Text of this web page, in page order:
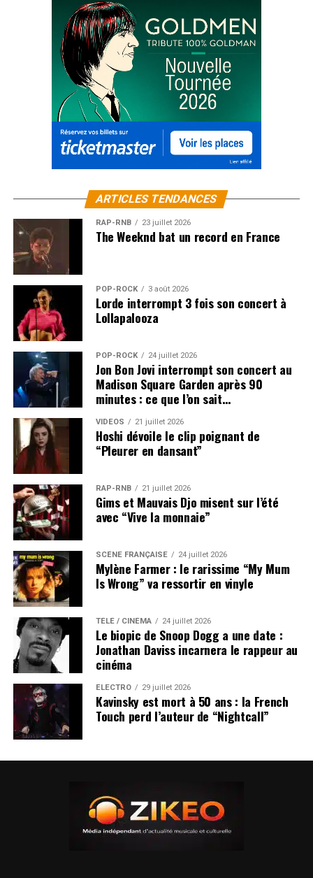
ARTICLES TENDANCES
RAP-RNB 23 juillet 2026
The Weeknd bat un record en France
POP-ROCK 3 août 2026
Lorde interrompt 3 fois son concert à
Lollapalooza
POP-ROCK 24 juillet 2026
Jon Bon Jovi interrompt son concert au
Madison Square Garden après 90
minutes : ce que l’on sait…
VIDEOS 21 juillet 2026
Hoshi dévoile le clip poignant de
“Pleurer en dansant”
RAP-RNB 21 juillet 2026
Gims et Mauvais Djo misent sur l’été
avec “Vive la monnaie”
SCÈNE FRANÇAISE 24 juillet 2026
Mylène Farmer : le rarissime “My Mum
Is Wrong” va ressortir en vinyle
TÉLÉ / CINÉMA 24 juillet 2026
Le biopic de Snoop Dogg a une date :
Jonathan Daviss incarnera le rappeur au
cinéma
ÉLECTRO 29 juillet 2026
Kavinsky est mort à 50 ans : la French
Touch perd l’auteur de “Nightcall”